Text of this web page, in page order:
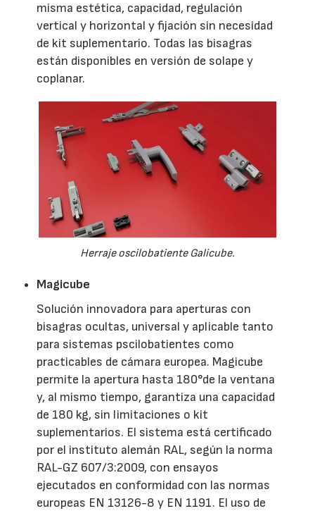
misma estética, capacidad, regulación
vertical y horizontal y fijación sin necesidad
de kit suplementario. Todas las bisagras
están disponibles en versión de solape y
coplanar.
Herraje oscilobatiente Galicube.
Magicube
Solución innovadora para aperturas con
bisagras ocultas, universal y aplicable tanto
para sistemas pscilobatientes como
practicables de cámara europea. Magicube
permite la apertura hasta 180°de la ventana
y, al mismo tiempo, garantiza una capacidad
de 180 kg, sin limitaciones o kit
suplementarios. El sistema está certificado
por el instituto alemán RAL, según la norma
RAL-GZ 607/3:2009, con ensayos
ejecutados en conformidad con las normas
europeas EN 13126-8 y EN 1191. El uso de